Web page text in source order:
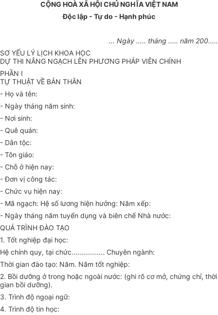
CỘNG HOÀ XÃ HỘI CHỦ NGHĨA VIỆT NAM
Độc lập - Tự do - Hạnh phúc
… Ngày ..... tháng ..... năm 200.....
SƠ YẾU LÝ LỊCH KHOA HỌC
DỰ THI NÂNG NGẠCH LÊN PHƯƠNG PHÁP VIÊN CHÍNH
PHẦN I
TỰ THUẬT VỀ BẢN THÂN
- Họ và tên:
- Ngày tháng năm sinh:
- Nơi sinh:
- Quê quán:
- Dân tộc:
- Tôn giáo:
- Chỗ ở hiện nay:
- Đơn vị công tác:
- Chức vụ hiện nay:
- Mã ngạch: Hệ số lương hiện hưởng: Năm xếp:
- Ngày tháng năm tuyển dụng và biên chế Nhà nước:
QUÁ TRÌNH ĐÀO TẠO
1. Tốt nghiệp đại học:
Hệ chính quy, tại chức................. Chuyên ngành:
Thời gian đào tạo: Năm. Năm tốt nghiệp:
2. Bồi dưỡng ở trong hoặc ngoài nước: (ghi rõ cơ mở, chứng chỉ, thời
gian bồi dưỡng).
3. Trình độ ngoại ngữ:
4. Trình độ tin học: